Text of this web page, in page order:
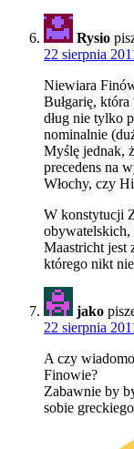
Rysio
22 sierpnia
Niewiara
Bułgarię,
dług nie tylko
nominalnie
Myślę jednak,
precedens na
Włochy, czy
W konstytucji
obywatelskich,
Maastricht jest
którego nikt
jako
22 sierpnia
A czy
Finowie?
Zabawnie by
sobie